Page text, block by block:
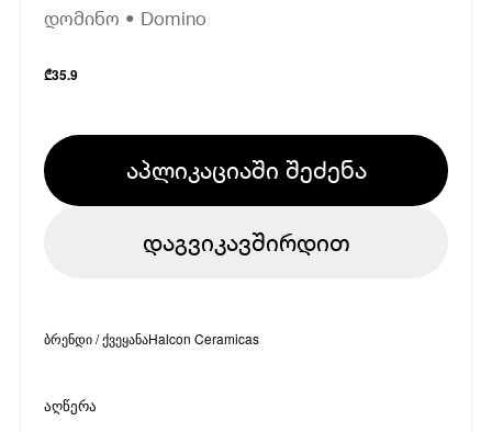
დომინო • Domino
₾35.9
აპლიკაციაში შეძენა
დაგვიკავშირდით
ბრენდი / ქვეყანაHalcon Ceramicas
აღწერა